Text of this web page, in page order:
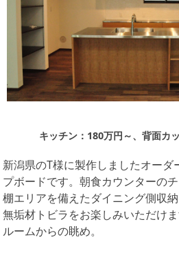
Order-kitchen
キッチン：180万円～、背面カ
新潟県のT様に製作しましたオーダ
プボードです。朝食カウンターの
棚エリアを備えたダイニング側収
無垢材トビラをお楽しみいただけ
ルームからの眺め。